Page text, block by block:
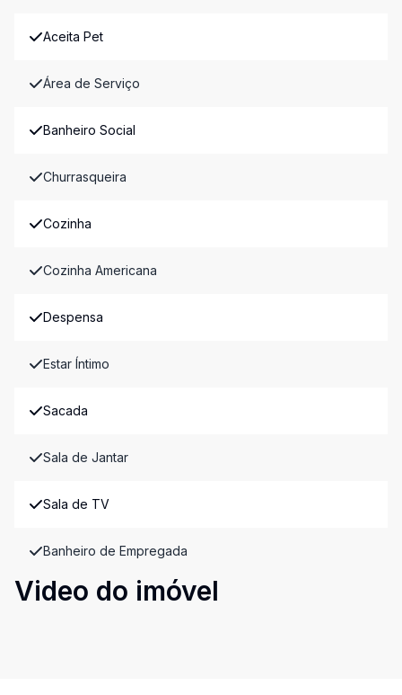
Aceita Pet
Área de Serviço
Banheiro Social
Churrasqueira
Cozinha
Cozinha Americana
Despensa
Estar Íntimo
Sacada
Sala de Jantar
Sala de TV
Banheiro de Empregada
Video do imóvel